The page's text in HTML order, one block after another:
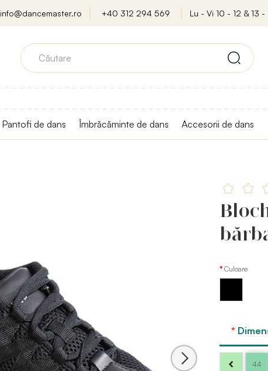
info@dancemaster.ro +40 312 294 569 Lu - Vi 10 - 12 & 13 -
Pantofi de dans Îmbrăcăminte de dans Accesorii de dans
Culoare
44